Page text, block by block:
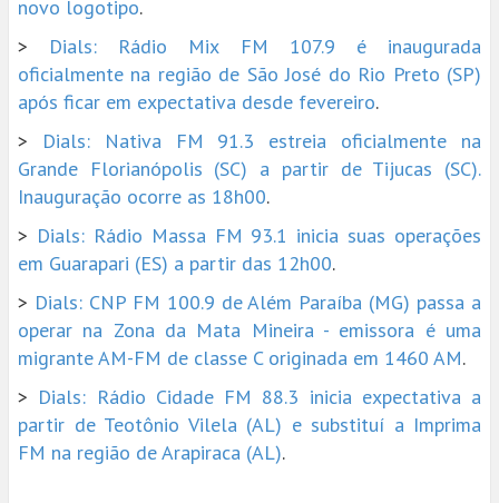
novo logotipo.
> Dials: Rádio Mix FM 107.9 é inaugurada
oficialmente na região de São José do Rio Preto (SP)
após ficar em expectativa desde fevereiro.
> Dials: Nativa FM 91.3 estreia oficialmente na
Grande Florianópolis (SC) a partir de Tijucas (SC).
Inauguração ocorre as 18h00.
> Dials: Rádio Massa FM 93.1 inicia suas operações
em Guarapari (ES) a partir das 12h00.
> Dials: CNP FM 100.9 de Além Paraíba (MG) passa a
operar na Zona da Mata Mineira - emissora é uma
migrante AM-FM de classe C originada em 1460 AM.
> Dials: Rádio Cidade FM 88.3 inicia expectativa a
partir de Teotônio Vilela (AL) e substituí a Imprima
FM na região de Arapiraca (AL).